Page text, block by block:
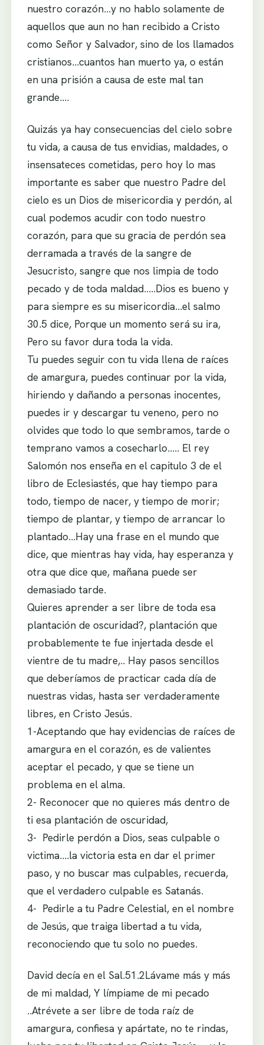
nuestro corazón…y no hablo solamente de
aquellos que aun no han recibido a Cristo
como Señor y Salvador, sino de los llamados
cristianos…cuantos han muerto ya, o están
en una prisión a causa de este mal tan
grande….
Quizás ya hay consecuencias del cielo sobre
tu vida, a causa de tus envidias, maldades, o
insensateces cometidas, pero hoy lo mas
importante es saber que nuestro Padre del
cielo es un Dios de misericordia y perdón, al
cual podemos acudir con todo nuestro
corazón, para que su gracia de perdón sea
derramada a través de la sangre de
Jesucristo, sangre que nos limpia de todo
pecado y de toda maldad…..Dios es bueno y
para siempre es su misericordia…el salmo
30.5 dice, Porque un momento será su ira,
Pero su favor dura toda la vida.
Tu puedes seguir con tu vida llena de raíces
de amargura, puedes continuar por la vida,
hiriendo y dañando a personas inocentes,
puedes ir y descargar tu veneno, pero no
olvides que todo lo que sembramos, tarde o
temprano vamos a cosecharlo….. El rey
Salomón nos enseña en el capitulo 3 de el
libro de Eclesiastés, que hay tiempo para
todo, tiempo de nacer, y tiempo de morir;
tiempo de plantar, y tiempo de arrancar lo
plantado…Hay una frase en el mundo que
dice, que mientras hay vida, hay esperanza y
otra que dice que, mañana puede ser
demasiado tarde.
Quieres aprender a ser libre de toda esa
plantación de oscuridad?, plantación que
probablemente te fue injertada desde el
vientre de tu madre,.. Hay pasos sencillos
que deberíamos de practicar cada día de
nuestras vidas, hasta ser verdaderamente
libres, en Cristo Jesús.
1-Aceptando que hay evidencias de raíces de
amargura en el corazón, es de valientes
aceptar el pecado, y que se tiene un
problema en el alma.
2- Reconocer que no quieres más dentro de
ti esa plantación de oscuridad,
3- Pedirle perdón a Dios, seas culpable o
victima….la victoria esta en dar el primer
paso, y no buscar mas culpables, recuerda,
que el verdadero culpable es Satanás.
4- Pedirle a tu Padre Celestial, en el nombre
de Jesús, que traiga libertad a tu vida,
reconociendo que tu solo no puedes.
David decía en el Sal.51.2Lávame más y más
de mi maldad, Y límpiame de mi pecado
..Atrévete a ser libre de toda raíz de
amargura, confiesa y apártate, no te rindas,